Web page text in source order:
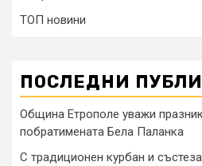
ТОП новини
ПОСЛЕДНИ
Община Етрополе уважи
побратимената Бела Паланка
С традиционен курбан и